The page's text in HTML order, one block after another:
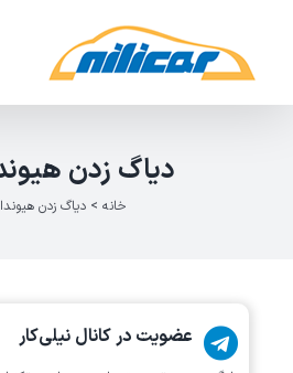
content
دیاگ زدن
خانه >دیاگ زدن هیوندا
عضویت در کانال نیلی‌کار